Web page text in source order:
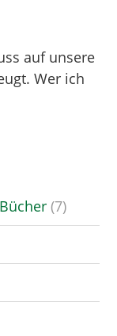
auf unsere
Wer ich
(7)